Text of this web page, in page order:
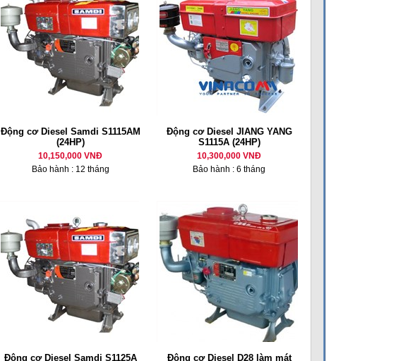
Động cơ Diesel Samdi S1115AM
(24HP)
10,150,000 VNĐ
Bảo hành : 12 tháng
Động cơ Diesel JIANG YANG
S1115A (24HP)
10,300,000 VNĐ
Bảo hành : 6 tháng
Động cơ Diesel Samdi S1125A Động cơ Diesel D28 làm mát